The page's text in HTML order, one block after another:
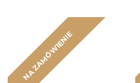
NA ZAMÓWIENIE